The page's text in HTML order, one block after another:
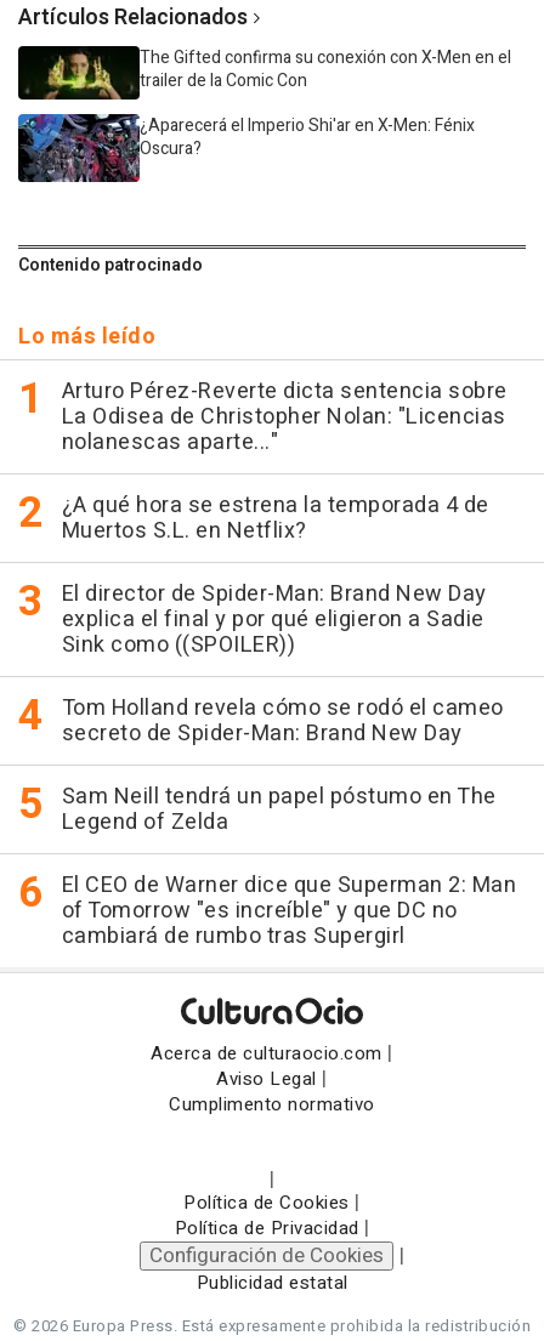
Artículos Relacionados
The Gifted confirma su conexión con X-Men en el
trailer de la Comic Con
¿Aparecerá el Imperio Shi'ar en X-Men: Fénix
Oscura?
Contenido patrocinado
Lo más leído
Arturo Pérez-Reverte dicta sentencia sobre
La Odisea de Christopher Nolan: "Licencias
nolanescas aparte..."
¿A qué hora se estrena la temporada 4 de
Muertos S.L. en Netflix?
El director de Spider-Man: Brand New Day
explica el final y por qué eligieron a Sadie
Sink como ((SPOILER))
Tom Holland revela cómo se rodó el cameo
secreto de Spider-Man: Brand New Day
Sam Neill tendrá un papel póstumo en The
Legend of Zelda
El CEO de Warner dice que Superman 2: Man
of Tomorrow "es increíble" y que DC no
cambiará de rumbo tras Supergirl
Acerca de culturaocio.com |
Aviso Legal |
Cumplimento normativo
|
Política de Cookies |
Política de Privacidad |
Configuración de Cookies |
Publicidad estatal
© 2026 Europa Press. Está expresamente prohibida la redistribución